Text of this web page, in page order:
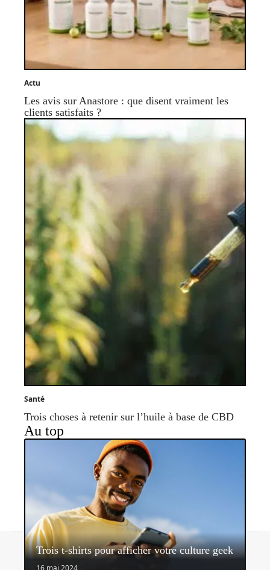
Actu
Les avis sur Anastore : que disent vraiment les
clients satisfaits ?
Santé
Trois choses à retenir sur l’huile à base de CBD
Au top
Trois t-shirts pour afficher votre culture geek
16 mai 2024
Contact Mentions légales Sitemap